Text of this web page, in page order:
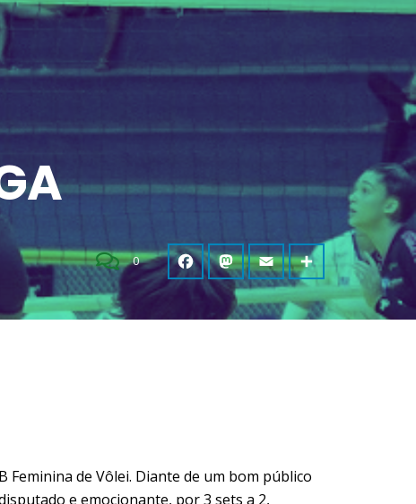
0
de Vôlei. Diante de um bom público
e emocionante, por 3 sets a 2,